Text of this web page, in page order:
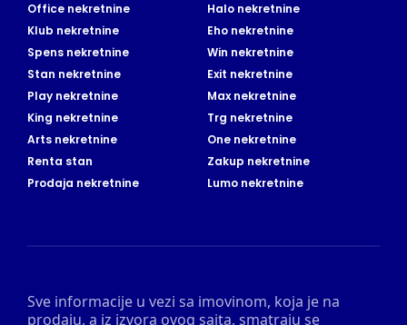
Sve informacije u vezi sa imovinom, koja je na
prodaju, a iz izvora ovog sajta, smatraju se
Office nekretnine
Halo nekretnine
Klub nekretnine
Eho nekretnine
Spens nekretnine
Win nekretnine
Stan nekretnine
Exit nekretnine
Play nekretnine
Max nekretnine
King nekretnine
Trg nekretnine
Arts nekretnine
One nekretnine
Renta stan
Zakup nekretnine
Prodaja nekretnine
Lumo nekretnine